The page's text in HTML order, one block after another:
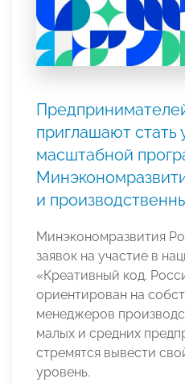
приглашают стать
масштабной
и
Минэкономразвития
заявок на участие в
«Креативный код.
ориентирован на
менеджеров
малых и средних
стремятся вывести
уровень.